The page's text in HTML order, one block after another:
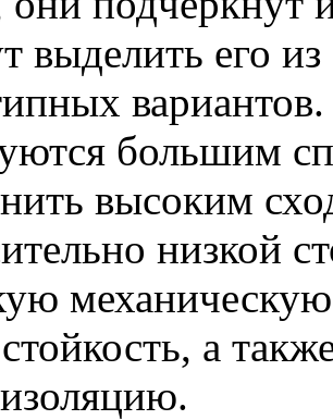
выделить его
большим
высоким
низкой
а